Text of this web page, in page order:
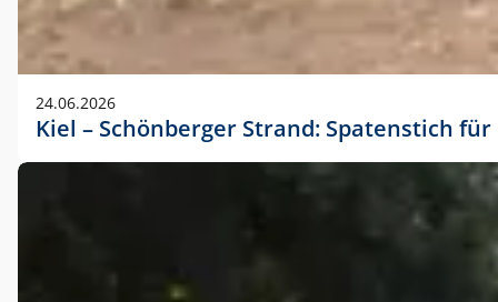
24.06.2026
Kiel – Schönberger Strand: Spatenstich